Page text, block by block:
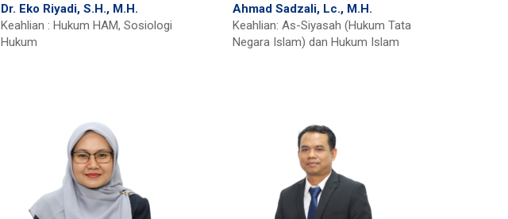
Dr. Eko Riyadi, S.H., M.H.
Keahlian : Hukum HAM, Sosiologi
Hukum
Ahmad Sadzali, Lc., M.H.
Keahlian: As-Siyasah (Hukum Tata
Negara Islam) dan Hukum Islam